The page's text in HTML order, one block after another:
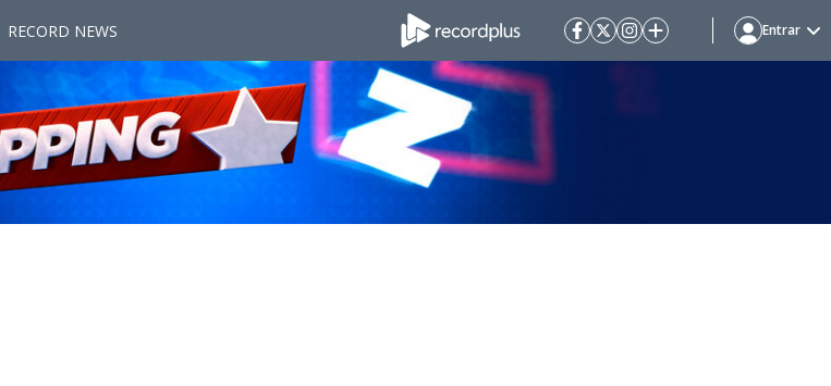
RECORD NEWS Entrar